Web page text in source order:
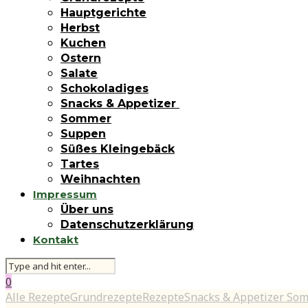
Hauptgerichte
Herbst
Kuchen
Ostern
Salate
Schokoladiges
Snacks & Appetizer
Sommer
Suppen
Süßes Kleingebäck
Tartes
Weihnachten
Impressum
Über uns
Datenschutzerklärung
Kontakt
0
Alle RezepteGrundrezepteRezepteSnacks & Appetizer